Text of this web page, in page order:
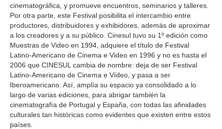
cinematográfica, y promueve encuentros, seminarios y talleres.
Por otra parte, este Festival posibilita el intercambio entre
productores, distribuidores y exhibidores, además de aproximar
a los creadores y a su público. Cinesul tuvo su 1º edición como
Muestras de Video en 1994, adquiere el título de Festival
Latino-Americano de Cinema e Video en 1996 y no es hasta el
2006 que CINESUL cambia de nombre: deja de ser Festival
Latino-Americano de Cinema e Vídeo, y pasa a ser
Iberoamericano. Así, amplía su espacio ya consolidado a lo
largo de varias ediciones, para abrigar también la
cinematografía de Portugal y España, con todas las afinidades
culturales tan históricas como evidentes que existen entre estos
países.